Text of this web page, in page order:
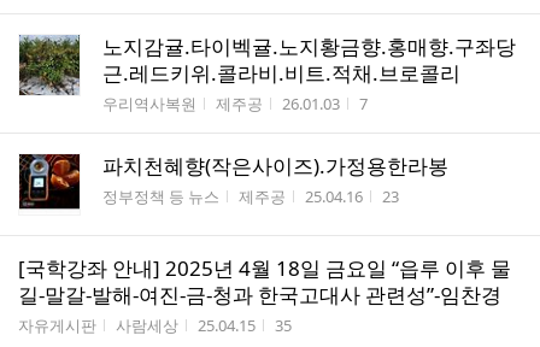
노지감귤.타이벡귤.노지황금향.홍매향.구좌당
근.레드키위.콜라비.비트.적채.브로콜리
게시판명
우리역사복원 작성자
제주공 작성시간
26.01.03 조회수
7
파치천혜향(작은사이즈).가정용한라봉
게시판명
정부정책 등 뉴스 작성자
제주공 작성시간
25.04.16 조회수
23
[국학강좌 안내] 2025년 4월 18일 금요일 “읍루 이후 물
길-말갈-발해-여진-금-청과 한국고대사 관련성”-임찬경
게시판명
자유게시판 작성자
사람세상 작성시간
25.04.15 조회수
35